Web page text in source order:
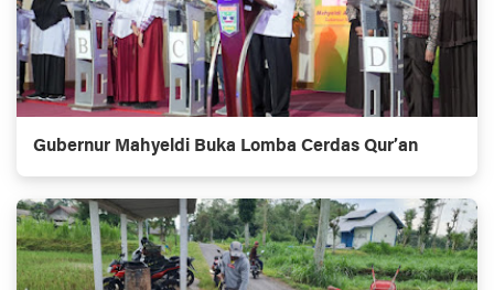
Gubernur Mahyeldi Buka Lomba Cerdas Qur’an